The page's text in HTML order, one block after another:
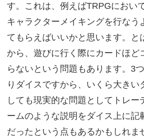
す。これは、例えばTRPGにおい
キャラクターメイキングを行なう
てもらえばいいかと思います。と
から、遊びに行く際にカードほど
らないという問題もあります。3
りダイスですから、いくら大きい
しても現実的な問題としてトレー
ームのような説明をダイス上に記
だったという点もあるかもしれま